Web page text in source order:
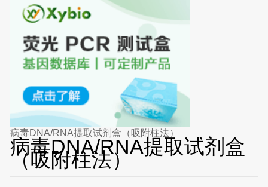
病毒DNA/RNA提取试剂盒（吸附柱法）
病毒DNA/RNA提取试剂盒
（吸附柱法）